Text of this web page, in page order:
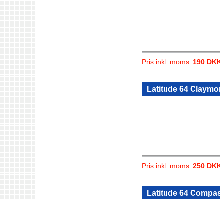
Pris inkl. moms: 190
Latitude 64
Pris inkl. moms: 250
Latitude 64